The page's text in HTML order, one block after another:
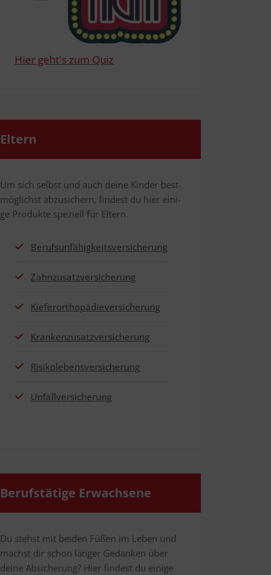
Hier geht's zum Quiz
Eltern
Um sich selbst und auch dei­ne Kin­der best­
mög­lichst abzu­si­chern, fin­dest du hier eini­
ge Pro­duk­te spe­zi­ell für Eltern.
Berufs­un­fä­hig­keits­ver­si­che­rung
Zahn­zu­satz­ver­si­che­rung
Kie­fer­or­tho­pä­die­ver­si­che­rung
Kran­ken­zu­satz­ver­si­che­rung
Risi­ko­le­bens­ver­si­che­rung
Unfall­ver­si­che­rung
Berufs­tä­ti­ge Erwachsene
Du stehst mit bei­den Füßen im Leben und
machst dir schon län­ger Gedan­ken über
dei­ne Absi­che­rung? Hier fin­dest du eini­ge